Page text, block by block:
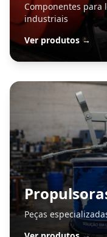
Componentes para
industriais
Ver produtos →
Peças